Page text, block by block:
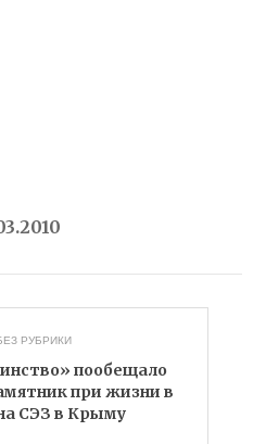
РУБРИКИ
пообещало
при жизни в
СЭЗ в Крыму